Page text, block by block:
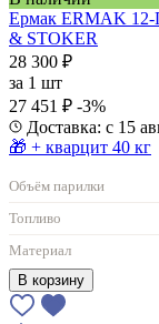
Ермак ERMAK 12-
& STOKER
28 300 ₽
за 1 шт
27 451 ₽ -3%
Доставка: с 15
🎁 + кварцит 40 кг
Объём парилки
Топливо
Материал
В корзину